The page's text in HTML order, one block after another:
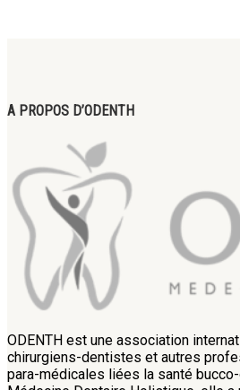
A PROPOS D’ODENTH
ODENTH est une association
chirurgiens-dentistes et autres
para-médicales liées la santé